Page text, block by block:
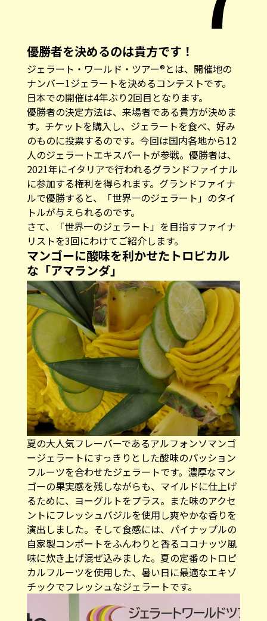
優勝者を決めるのは貴方です！
ジェラート・ワールド・ツアー®とは、開催地の
ナンバー1ジェラートを決めるコンテストです。
日本での開催は4年ぶり2回目となります。
優勝者の決定方法は、来場者である貴方が決めま
す。チケットを購入し、ジェラートを食べ、好み
のものに投票するのです。今回は国内各地から12
人のジェラートエキスパートが参戦。優勝者は、
2021年にイタリアで行われるグランドファイナル
に参加する権利を得られます。グランドファイナ
ルで優勝すると、「世界一のジェラート」のタイ
トルが与えられるのです。
さて、「世界一のジェラート」を目指すファイナ
リストを3回にわけてご紹介します。
マンゴーに酸味を利かせたトロピカル
な「アマランダ」
夏の大人気フレーバーであるアルフォンソマンゴ
ージェラートにすっきりとした酸味のパッション
フルーツを合わせたジェラートです。濃厚なマン
ゴーの果実感を残しながらも、マイルドに仕上げ
るために、ヨーグルトをプラス。また味のアクセ
ントにフレッシュバジルを使用し爽やかな香りを
演出しました。そして食感には、パイナップルの
自家製コンポートをふんわりと香るココナッツ風
味に炊き上げ混ぜ込みました。夏の定番のトロピ
カルフルーツを使用した、暑い日に最適なエキゾ
チックでフレッシュなジェラートです。